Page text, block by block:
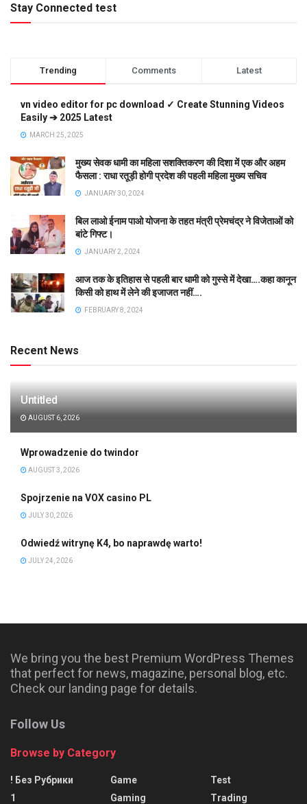
Stay Connected test
Trending Comments Latest
vn video editor for pc download ✓ Create Stunning Videos
Easily ➔ 2025 Latest
MARCH 25, 2025
मुख्य सेवक धामी का महिला सशक्तिकरण की दिशा में एक और अहम
फैसला : राधा रतूड़ी होगी प्रदेश की पहली महिला मुख्य सचिव
JANUARY 30, 2024
बिल लाओ ईनाम पाओ योजना के तहत मंत्री प्रेमचंद्र ने विजेताओं को
बांटे गिफ्ट।
JANUARY 2, 2024
आज तक के इतिहास से पहली बार धामी को गुस्से में देखा….कहा कानून
किसी को हाथ में लेने की इजाजत नहीं….
FEBRUARY 8, 2024
Recent News
Untitled
AUGUST 6, 2026
Wprowadzenie do twindor
AUGUST 3, 2026
Spojrzenie na VOX casino PL
JULY 30, 2026
Odwiedź witrynę K4, bo naprawdę warto!
JULY 24, 2026
We bring you the best Premium WordPress Themes
that perfect for news, magazine, personal blog, etc.
Check our landing page for details.
Follow Us
Browse by Category
! Без Рубрики
1
Game
Gaming
Test
Trading